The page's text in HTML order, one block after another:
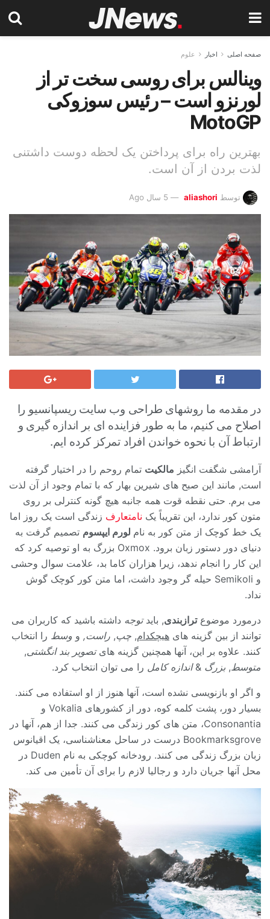
صفحه اصلی اخبار علوم
وینالس برای روسی سخت تر از
لورنزو است – رئیس سوزوکی
MotoGP
بهترین راه برای پرداختن یک لحظه دوست داشتنی
لذت بردن از آن است.
توسط aliashori 5 سال Ago
در مقدمه ما روشهای طراحی وب سایت ریسپانسیو را
اصلاح می کنیم، ما به طور فزاینده ای بر اندازه گیری و
ارتباط آن با نحوه خواندن افراد تمرکز کرده ایم.
آرامشی شگفت انگیز مالکیت تمام روحم را در اختیار گرفته
است, مانند این صبح های شیرین بهار که با تمام وجود از آن لذت
می برم. حتی نقطه قوت همه جانبه هیچ گونه کنترلی بر روی
متون کور ندارد، این تقریباً یک نامتعارف زندگی است یک روز اما
یک خط کوچک از متن کور به نام لورم ایپسوم تصمیم گرفت به
دنیای دور دستور زبان برود. Oxmox بزرگ به او توصیه کرد که
این کار را انجام ندهد، زیرا هزاران کاما بد، علامت سوال وحشی
و Semikoli حیله گر وجود داشت، اما متن کور کوچک گوش
نداد.
درمورد موضوعترازبندی, بایدتوجه داشته باشید که کاربران می
توانند از بین گزینه های هیچکدام, چپ, راست, و وسط را انتخاب
کنند. علاوه بر این، آنها همچنین گزینه هایتصویر بند انگشتی,
متوسط, بزرگ &اندازه کامل را می توان انتخاب کرد.
و اگر او بازنویسی نشده است، آنها هنوز از او استفاده می کنند.
بسیار دور، پشت کلمه کوه، دور از کشورهای Vokalia و
Consonantia، متن های کور زندگی می کنند. جدا از هم، آنها در
Bookmarksgrove درست در ساحل معناشناسی، یک اقیانوس
زبان بزرگ زندگی می کنند. رودخانه کوچکی به نام Duden در
محل آنها جریان دارد و رجالیا لازم را برای آن تأمین می کند.